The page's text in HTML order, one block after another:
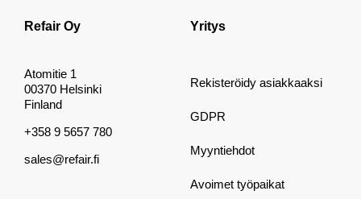
Refair Oy
Atomitie 1
00370 Helsinki
Finland
+358 9 5657 780
sales@refair.fi
Yritys
Rekisteröidy asiakkaaksi
GDPR
Myyntiehdot
Avoimet työpaikat